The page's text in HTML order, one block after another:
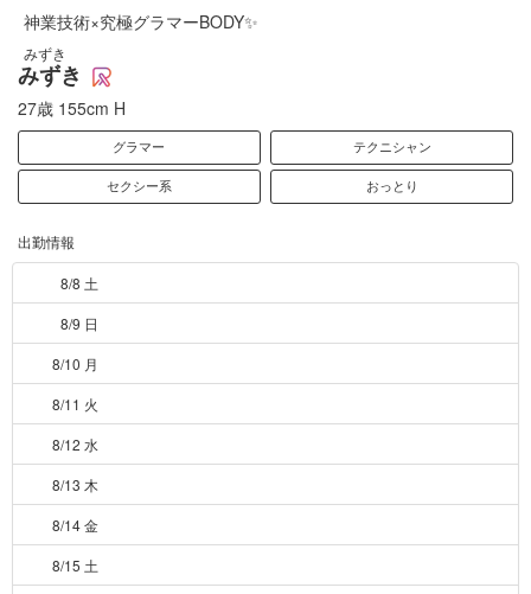
神業技術×究極グラマーBODY✨
みずき
みずき
27歳 155cm H
グラマー テクニシャン
セクシー系 おっとり
出勤情報
8/8 土
8/9 日
8/10 月
8/11 火
8/12 水
8/13 木
8/14 金
8/15 土